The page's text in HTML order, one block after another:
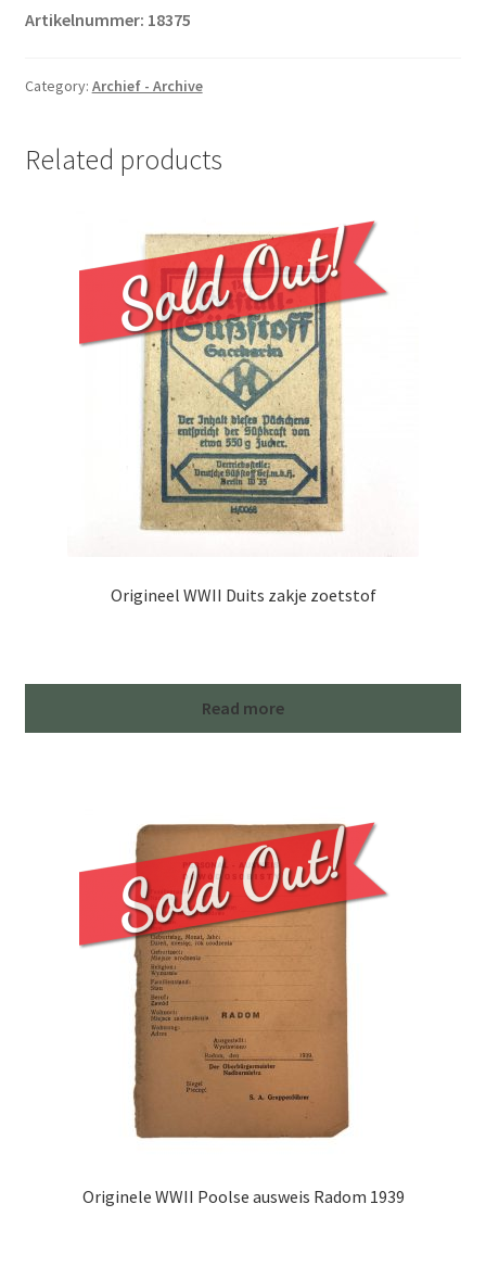
Artikelnummer: 18375
Category: Archief - Archive
Related products
Origineel WWII Duits zakje zoetstof
Read more
Originele WWII Poolse ausweis Radom 1939